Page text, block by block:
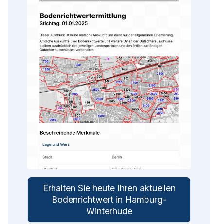
Erhalten Sie heute Ihren aktuellen
Bodenrichtwert in Hamburg-
Winterhude